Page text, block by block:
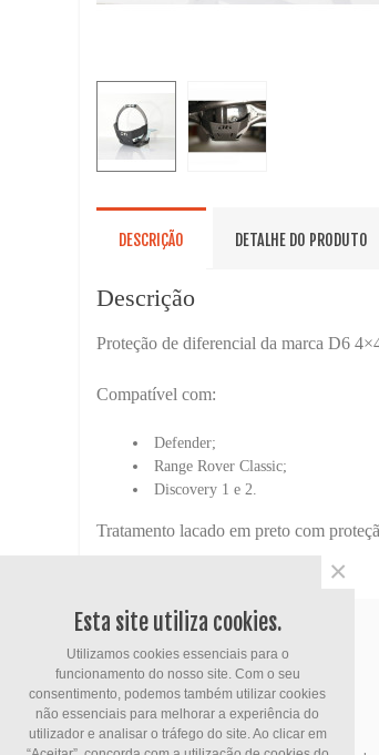
DESCRIÇÃO DETALHE DO PRODUTO
Descrição
Proteção de diferencial da marca D6
Compatível com:
Defender;
Range Rover Classic;
Discovery 1 e 2.
Tratamento lacado em preto com
INFORMAÇÃO DA LOJA
Loja do Kunha Informatica
Rua 25 Abril, 13
4920-262 Vila Nova de Cerveira
Portugal
Esta site utiliza cookies.
Utilizamos cookies essenciais para o
funcionamento do nosso site. Com o seu
consentimento, podemos também utilizar cookies
não essenciais para melhorar a experiência do
utilizador e analisar o tráfego do site. Ao clicar em
×